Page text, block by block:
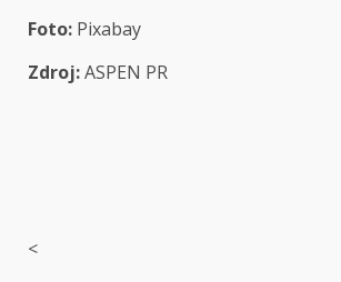
Foto: Pixabay
Zdroj:ASPEN PR
<